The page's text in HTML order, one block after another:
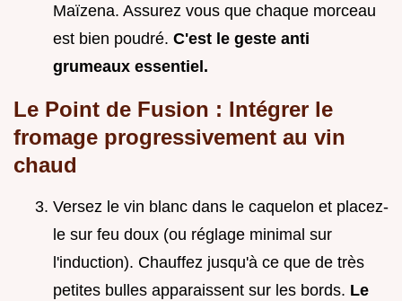
Maïzena. Assurez vous que chaque morceau
est bien poudré. C'est le geste anti
grumeaux essentiel.
Le Point de Fusion : Intégrer le
fromage progressivement au vin
chaud
Versez le vin blanc dans le caquelon et placez-
le sur feu doux (ou réglage minimal sur
l'induction). Chauffez jusqu'à ce que de très
petites bulles apparaissent sur les bords. Le